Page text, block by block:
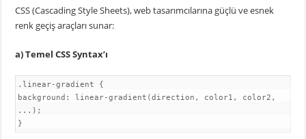
CSS (Cascading Style Sheets), web tasarımcılarına güçlü ve esnek
renk geçiş araçları sunar:
a) Temel CSS Syntax’ı
.linear-gradient {
background: linear-gradient(direction, color1, color2,
...);
}